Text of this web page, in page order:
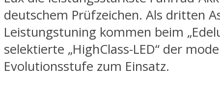
deutschem Prüfzeichen. Als dritten
Leistungstuning kommen beim
selektierte „HighClass-LED“ der
Evolutionsstufe zum Einsatz.